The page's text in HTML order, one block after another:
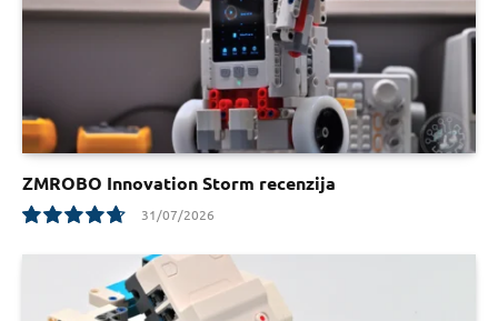
ZMROBO Innovation Storm recenzija
9.5
31/07/2026